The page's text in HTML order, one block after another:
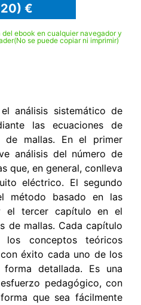
€
ebook en cualquier navegador y
se puede copiar ni imprimir)
análisis sistemático de
las ecuaciones de
de mallas. En el primer
análisis del número de
que, en general, conlleva
eléctrico. El segundo
método basado en las
el tercer capítulo en el
de mallas. Cada capítulo
conceptos teóricos
éxito cada uno de los
detallada. Es una
pedagógico, con
que sea fácilmente